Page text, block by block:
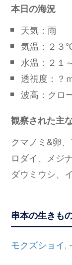
本日の海況
天気：雨
気温：２３
水温：２１
透視度：？
波高：クロ
観察された主
クマノミ&卵
ロダイ、メジ
ダウミウシ、
串本の生きも
モクズショイ ,